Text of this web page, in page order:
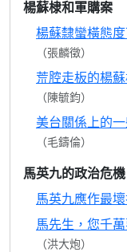
楊蘇棣和軍購案
楊蘇隸蠻橫態
（張麟徵）
荒腔走板的楊
（陳毓鈞）
美台關係上的
（毛鑄倫）
馬英九的政治危機
馬英九應作最
馬先生，您千萬
（洪大炮）